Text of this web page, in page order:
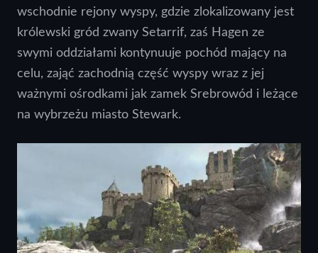
wschodnie rejony wyspy, gdzie zlokalizowany jest
królewski gród zwany Setarrif, zaś Hagen ze
swymi oddziałami kontynuuje pochód mający na
celu, zająć zachodnią część wyspy wraz z jej
ważnymi ośrodkami jak zamek Srebrowód i leżące
na wybrzeżu miasto Stewark.